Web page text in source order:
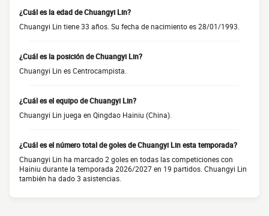
¿Cuál es la edad de Chuangyi Lin?
Chuangyi Lin tiene 33 años. Su fecha de nacimiento es 28/01/1993.
¿Cuál es la posición de Chuangyi Lin?
Chuangyi Lin es Centrocampista.
¿Cuál es el equipo de Chuangyi Lin?
Chuangyi Lin juega en Qingdao Hainiu (China).
¿Cuál es el número total de goles de Chuangyi Lin esta temporada?
Chuangyi Lin ha marcado 2 goles en todas las competiciones con
Hainiu durante la temporada 2026/2027 en 19 partidos. Chuangyi Lin
también ha dado 3 asistencias.